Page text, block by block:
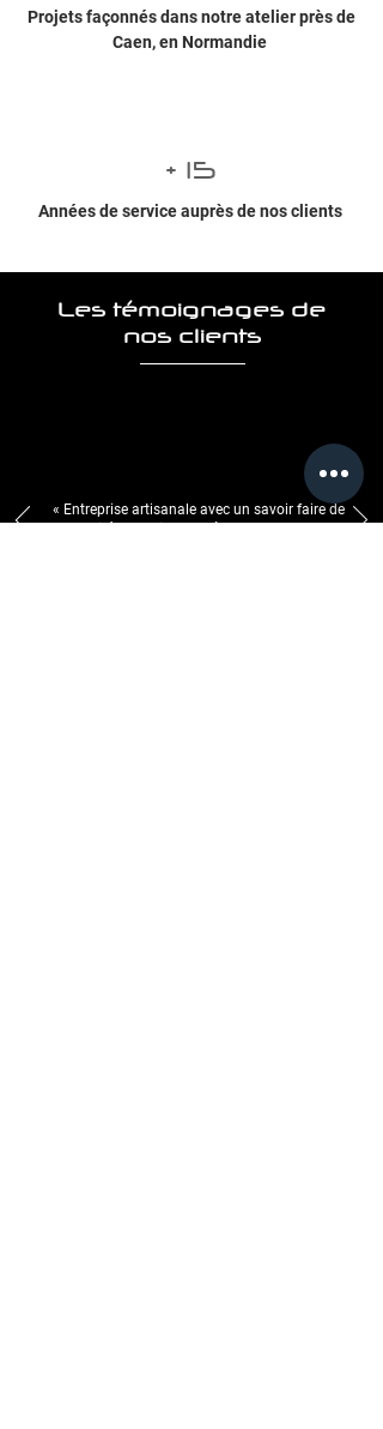
Projets façonnés dans notre atelier près de
Caen, en Normandie
+ 15
Années de service auprès de nos clients
Les témoignages de
nos clients
« Entreprise artisanale avec un savoir faire de